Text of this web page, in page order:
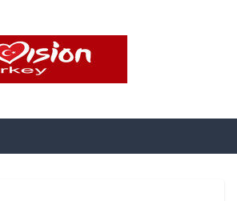
Türkiye –
Eurovision